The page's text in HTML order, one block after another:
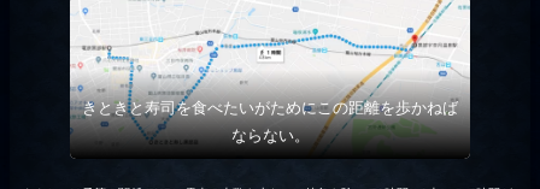
きときと寿司を食べたいがためにこの距離を歩かねば
ならない。